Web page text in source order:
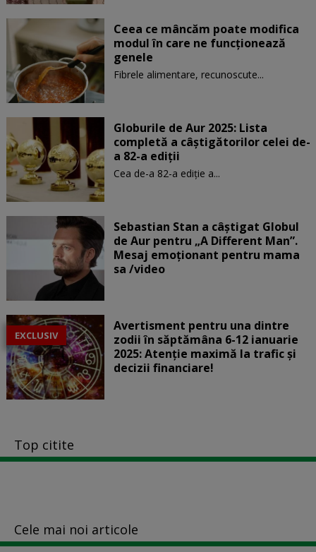
Ceea ce mâncăm poate modifica
modul în care ne funcţionează
genele
Fibrele alimentare, recunoscute...
Globurile de Aur 2025: Lista
completă a câștigătorilor celei de-
a 82-a ediții
Cea de-a 82-a ediție a...
Sebastian Stan a câștigat Globul
de Aur pentru „A Different Man”.
Mesaj emoționant pentru mama
sa /video
EXCLUSIV
Avertisment pentru una dintre
zodii în săptămâna 6-12 ianuarie
2025: Atenție maximă la trafic și
decizii financiare!
Top citite
Cele mai noi articole